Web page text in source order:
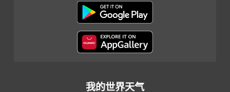
我的世界天气